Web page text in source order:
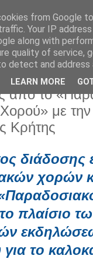
2025
από το
με την
Κρήτης
διάδοσης
χορών
πλαίσιο
το
from Google
Your IP
along with
quality of service,
detect and address
LEARN MORE